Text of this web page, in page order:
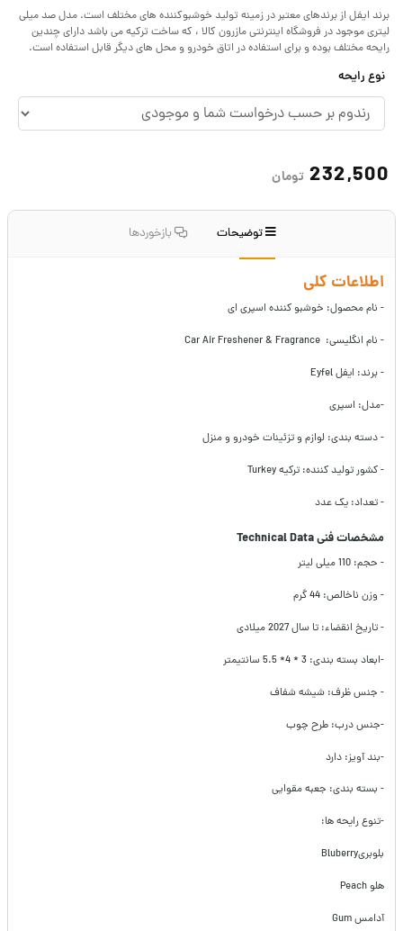
برند ایفل از برندهای معتبر در زمینه تولید خوشبوکننده های مختلف است. مدل صد میلی
لیتری موجود در فروشگاه اینترنتی مازرون کالا ، که ساخت ترکیه می باشد دارای چندین
رایحه مختلف بوده و برای استفاده در اتاق خودرو و محل های دیگر قابل استفاده است.
نوع رایحه
232,500 تومان
توضیحات بازخوردها
اطلاعات کلی
- نام محصول: خوشبو کننده اسپری ای
- نام انگلیسی: Car Air Freshener & Fragrance
- برند: ایفل Eyfel
-مدل: اسپری
- دسته بندی: لوازم و تزئینات خودرو و منزل
- کشور تولید کننده: ترکیه Turkey
- تعداد: یک عدد
مشخصات فنی Technical Data
- حجم: 110 میلی لیتر
- وزن ناخالص: 44 گرم
- تاریخ انقضاء: تا سال 2027 میلادی
-ابعاد بسته بندی: 3 * 4* 5.5 سانتیمتر
- جنس ظرف: شیشه شفاف
-جنس درب: طرح چوب
-بند آویز: دارد
- بسته بندی: جعبه مقوایی
-تنوع رایحه ها:
بلوبریBluberry
هلو Peach
آدامس Gum